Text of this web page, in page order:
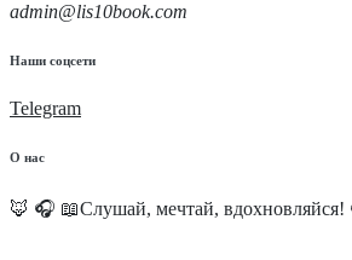
admin@lis10book.com
Наши соцсети
Telegram
О нас
🦊 🎧 📖Слушай, мечтай, вдохновляйся!